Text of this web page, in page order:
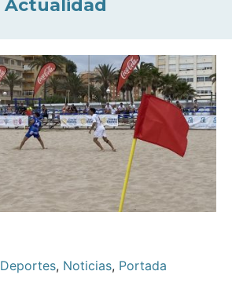
Actualidad
Deportes, Noticias, Portada